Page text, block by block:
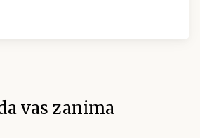
vas zanima